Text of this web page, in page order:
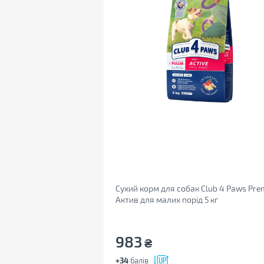
Сухий корм для собак Club 4 Paws
Актив для малих порід 5 кг
983 ₴
+34 балів